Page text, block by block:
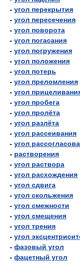
- угол перекрытия
- угол пересечения
- угол поворота
- угол погасания
- угол погружения
- угол положения
- угол потерь
- угол преломления
- угол
- угол пробега
- угол пролёта
- угол разлёта
- угол рассеивания
- угол
- растворения
- угол раствора
- угол расхождения
- угол сдвига
- угол скольжения
- угол смежности
- угол смещения
- угол трения
- угол
- фазовый угол
- фацетный угол